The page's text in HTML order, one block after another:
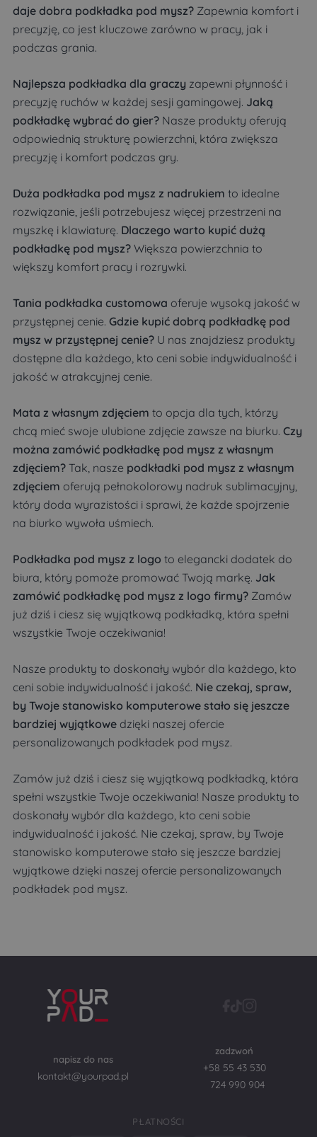
daje dobra podkładka pod mysz? Zapewnia komfort i
precyzję, co jest kluczowe zarówno w pracy, jak i
podczas grania.
Najlepsza podkładka dla graczy zapewni płynność i
precyzję ruchów w każdej sesji gamingowej. Jaką
podkładkę wybrać do gier? Nasze produkty oferują
odpowiednią strukturę powierzchni, która zwiększa
precyzję i komfort podczas gry.
Duża podkładka pod mysz z nadrukiem to idealne
rozwiązanie, jeśli potrzebujesz więcej przestrzeni na
myszkę i klawiaturę. Dlaczego warto kupić dużą
podkładkę pod mysz? Większa powierzchnia to
większy komfort pracy i rozrywki.
Tania podkładka customowa oferuje wysoką jakość w
przystępnej cenie. Gdzie kupić dobrą podkładkę pod
mysz w przystępnej cenie? U nas znajdziesz produkty
dostępne dla każdego, kto ceni sobie indywidualność i
jakość w atrakcyjnej cenie.
Mata z własnym zdjęciem to opcja dla tych, którzy
chcą mieć swoje ulubione zdjęcie zawsze na biurku. Czy
można zamówić podkładkę pod mysz z własnym
zdjęciem? Tak, nasze podkładki pod mysz z własnym
zdjęciem oferują pełnokolorowy nadruk sublimacyjny,
który doda wyrazistości i sprawi, że każde spojrzenie
na biurko wywoła uśmiech.
Podkładka pod mysz z logo to elegancki dodatek do
biura, który pomoże promować Twoją markę. Jak
zamówić podkładkę pod mysz z logo firmy? Zamów
już dziś i ciesz się wyjątkową podkładką, która spełni
wszystkie Twoje oczekiwania!
Nasze produkty to doskonały wybór dla każdego, kto
ceni sobie indywidualność i jakość. Nie czekaj, spraw,
by Twoje stanowisko komputerowe stało się jeszcze
bardziej wyjątkowe dzięki naszej ofercie
personalizowanych podkładek pod mysz.
Zamów już dziś i ciesz się wyjątkową podkładką, która
spełni wszystkie Twoje oczekiwania! Nasze produkty to
doskonały wybór dla każdego, kto ceni sobie
indywidualność i jakość. Nie czekaj, spraw, by Twoje
stanowisko komputerowe stało się jeszcze bardziej
wyjątkowe dzięki naszej ofercie personalizowanych
podkładek pod mysz.
PŁATNOŚCI
napisz do nas
kontakt@yourpad.pl
zadzwoń
+58 55 43 530
724 990 904